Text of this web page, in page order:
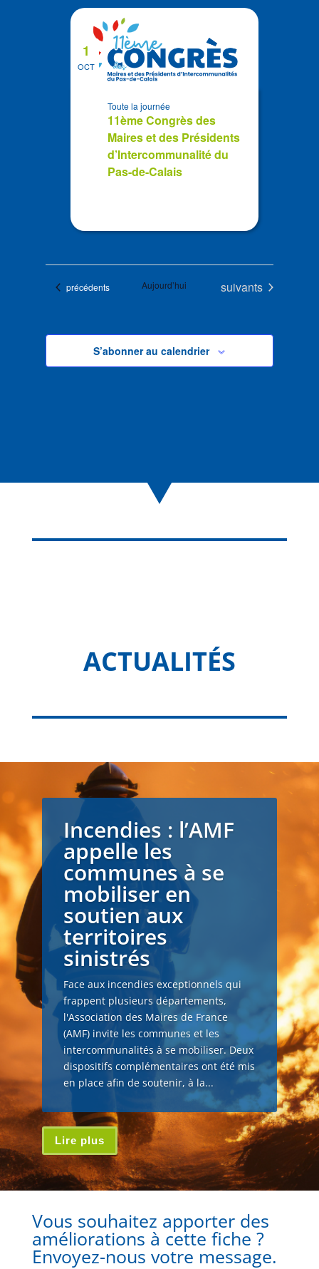
OCT
1
11ème Congrès des
Maires et des Présidents
d’Intercommunalité du
Pas-de-Calais
Toute la journée
Évènements
précédents Aujourd’hui Évènements
suivants
S’abonner au calendrier
ACTUALITÉS
Incendies : l’AMF
appelle les
communes à se
mobiliser en
soutien aux
territoires
sinistrés
Face aux incendies exceptionnels qui
frappent plusieurs départements,
l'Association des Maires de France
(AMF) invite les communes et les
intercommunalités à se mobiliser. Deux
dispositifs complémentaires ont été mis
en place afin de soutenir, à la...
Lire plus
Vous souhaitez apporter des
améliorations à cette fiche ?
Envoyez-nous votre message.